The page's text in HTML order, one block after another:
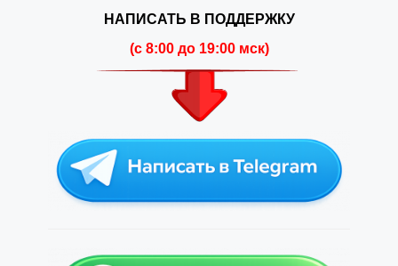
НАПИСАТЬ В ПОДДЕРЖКУ
(c 8:00 до 19:00 мск)